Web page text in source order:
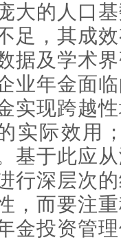
大的人口
足，其成
据及学术
业年金面
实现跨越
实际效用
基于此应
行深层次
，而要注
金投资管